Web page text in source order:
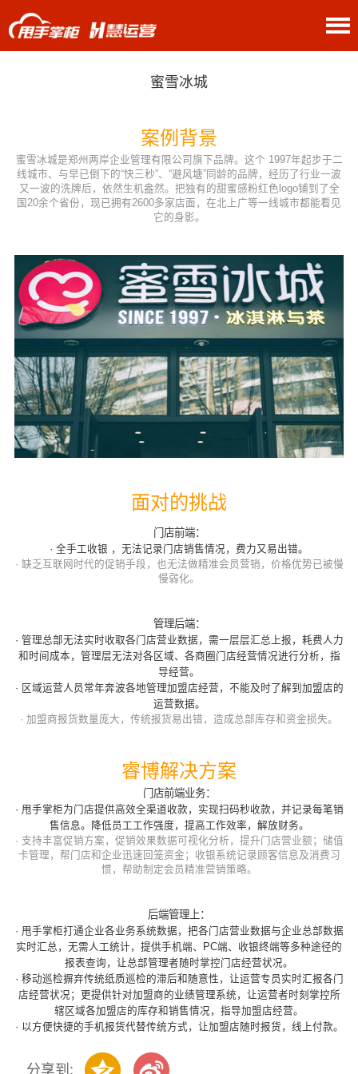
关于我们
首页 案例 奶茶果饮
蜜雪冰城
案例背景
蜜雪冰城是郑州两岸企业管理有限公司旗下品牌。这个 1997年起步于二
线城市、与早已倒下的“快三秒”、“避风塘”同龄的品牌，经历了行业一波
又一波的洗牌后，依然生机盎然。把独有的甜蜜感粉红色logo铺到了全
国20余个省份，现已拥有2600多家店面，在北上广等一线城市都能看见
它的身影。
面对的挑战
门店前端：
· 全手工收银 ，无法记录门店销售情况，费力又易出错。
· 缺乏互联网时代的促销手段，也无法做精准会员营销，价格优势已被慢
慢弱化。
管理后端：
· 管理总部无法实时收取各门店营业数据，需一层层汇总上报，耗费人力
和时间成本，管理层无法对各区域、各商圈门店经营情况进行分析，指
导经营。
· 区域运营人员常年奔波各地管理加盟店经营，不能及时了解到加盟店的
运营数据。
· 加盟商报货数量庞大，传统报货易出错，造成总部库存和资金损失。
睿博解决方案
门店前端业务：
· 甩手掌柜为门店提供高效全渠道收款，实现扫码秒收款，并记录每笔销
售信息。降低员工工作强度，提高工作效率，解放财务。
· 支持丰富促销方案，促销效果数据可视化分析，提升门店营业额；储值
卡管理，帮门店和企业迅速回笼资金；收银系统记录顾客信息及消费习
惯，帮助制定会员精准营销策略。
后端管理上：
· 甩手掌柜打通企业各业务系统数据，把各门店营业数据与企业总部数据
实时汇总，无需人工统计，提供手机端、PC端、收银终端等多种途径的
报表查询，让总部管理者随时掌控门店经营状况。
· 移动巡检摒弃传统纸质巡检的滞后和随意性，让运营专员实时汇报各门
店经营状况；更提供针对加盟商的业绩管理系统，让运营者时刻掌控所
辖区域各加盟店的库存和销售情况，指导加盟店经营。
· 以方便快捷的手机报货代替传统方式，让加盟店随时报货，线上付款。
分享到: